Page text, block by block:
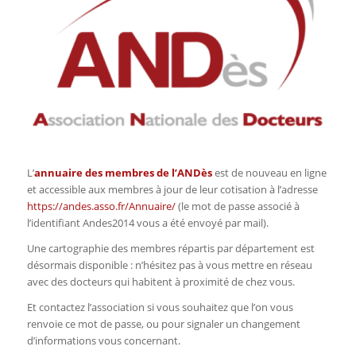
L’annuaire des membres de l’ANDèsest de nouveau en ligne
et accessible aux membres à jour de leur cotisation à l’adresse
https://andes.asso.fr/Annuaire/(le mot de passe associé à
l’identifiant Andes2014 vous a été envoyé par mail).
Une cartographie des membres répartis par département est
désormais disponible : n’hésitez pas à vous mettre en réseau
avec des docteurs qui habitent à proximité de chez vous.
Et contactez l’association si vous souhaitez que l’on vous
renvoie ce mot de passe, ou pour signaler un changement
d’informations vous concernant.